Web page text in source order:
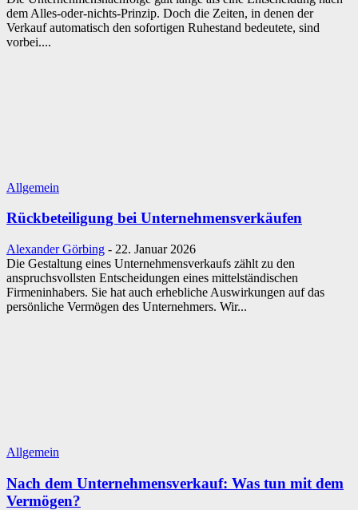
dem Alles-oder-nichts-Prinzip. Doch die Zeiten, in denen der
Verkauf automatisch den sofortigen Ruhestand bedeutete, sind
vorbei....
Allgemein
Rückbeteiligung bei Unternehmensverkäufen
Alexander Görbing - 22. Januar 2026
Die Gestaltung eines Unternehmensverkaufs zählt zu den
anspruchsvollsten Entscheidungen eines mittelständischen
Firmeninhabers. Sie hat auch erhebliche Auswirkungen auf das
persönliche Vermögen des Unternehmers. Wir...
Allgemein
Nach dem Unternehmensverkauf: Was tun mit dem
Vermögen?